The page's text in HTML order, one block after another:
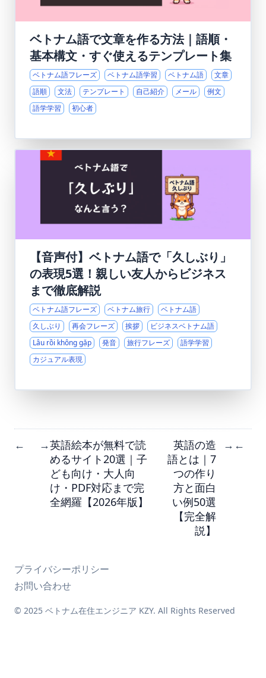
ベトナム語で文章を作る方法｜語順・
基本構文・すぐ使えるテンプレート集
ベトナム語フレーズ ベトナム語学習 ベトナム語
文章
語順
文法 テンプレート 自己紹介 メール
例文
語学学習
初心者
【音声付】ベトナム語で「久しぶり」
の表現5選！親しい友人からビジネス
まで徹底解説
ベトナム語フレーズ ベトナム旅行
ベトナム語
久しぶり
再会フレーズ 挨拶
ビジネスベトナム語
Lâu rồi không gặp
発音 旅行フレーズ
語学学習
カジュアル表現
← →英語絵本が無料で読
めるサイト20選｜子
ども向け・大人向
け・PDF対応まで完
全網羅【2026年版】
英語の造
語とは｜7
つの作り
方と面白
い例50選
【完全解
説】
→ ←
プライバシーポリシー
お問い合わせ
© 2025 ベトナム在住エンジニア KZY. All Rights Reserved